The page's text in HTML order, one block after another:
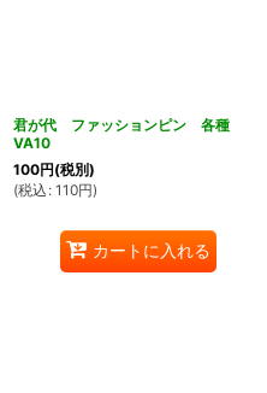
君が代 ファッションピン 各種
VA10
100円(税別)
(税込 : 110円)
カートに入れる